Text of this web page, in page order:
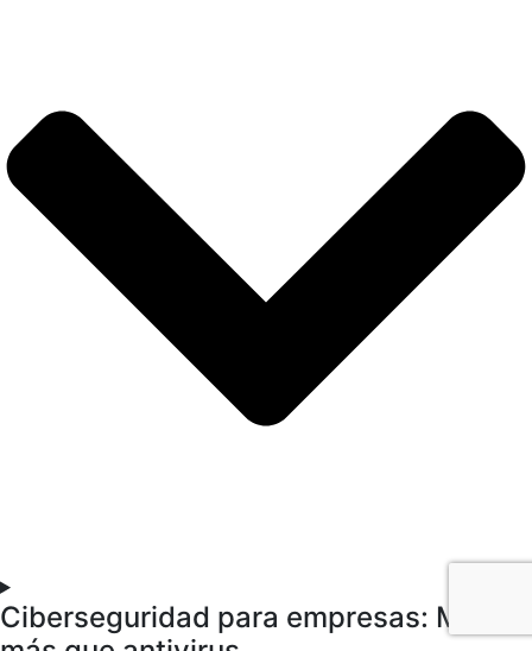
Ciberseguridad para empresas: Mucho